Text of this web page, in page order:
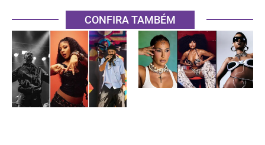
CONFIRA TAMBÉM